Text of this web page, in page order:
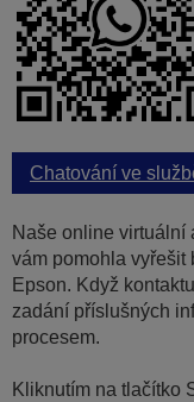
Chatování ve
Naše online virtuální
vám pomohla vyřešit
Epson. Když
zadání příslušných
procesem.
Kliknutím na tlačítko